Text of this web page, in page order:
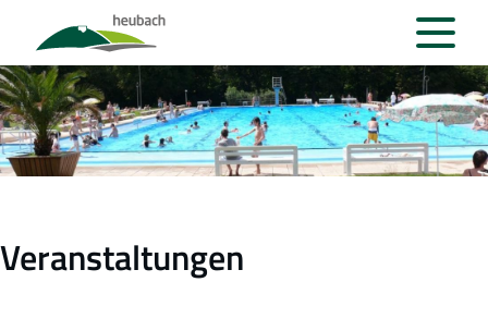
Veranstaltungen